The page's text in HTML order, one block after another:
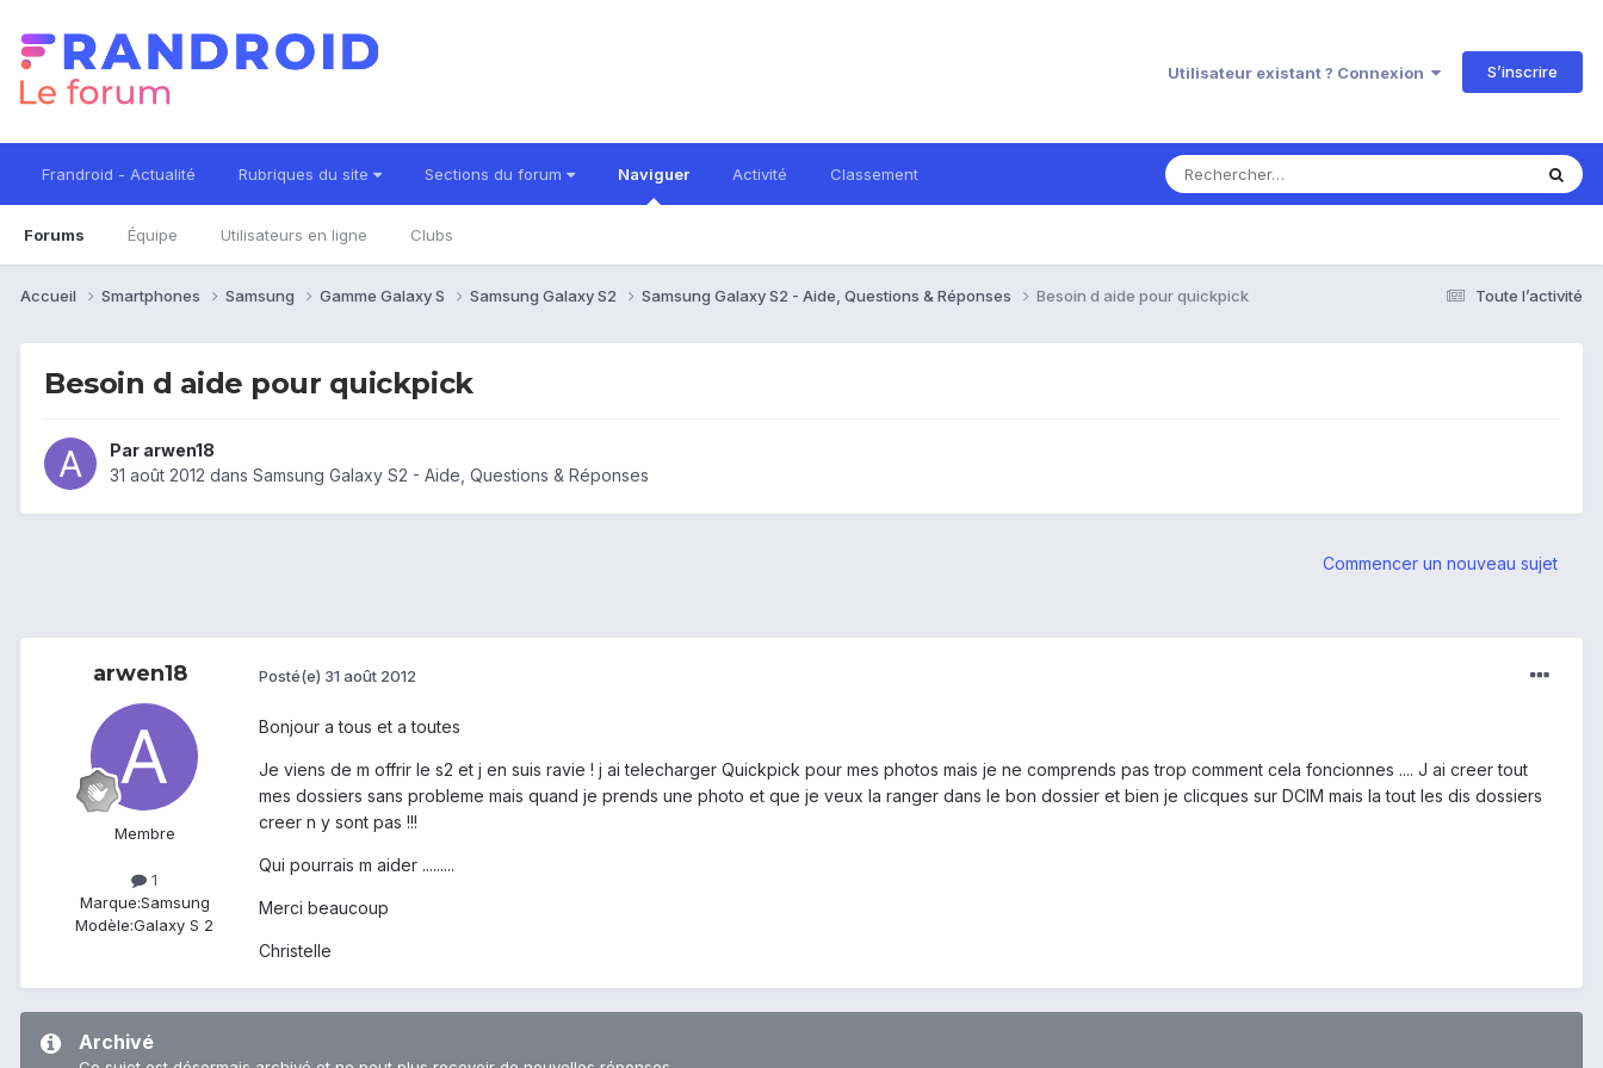
Utilisateur existant ? Connexion S’inscrire
Frandroid - Actualité Rubriques du site Sections du forum Naviguer
Forums Équipe Utilisateurs en ligne Clubs
Activité Classement
Toute l’activité
Accueil Smartphones Samsung Gamme Galaxy S Samsung Galaxy S2 Samsung Galaxy S2 - Aide, Questions & Réponses Besoin d aide pour quickpick
Besoin d aide pour quickpick
Par arwen18
31 août 2012 dans Samsung Galaxy S2 - Aide, Questions & Réponses
Commencer un nouveau sujet
arwen18
Membre
1
Marque:Samsung
Modèle:Galaxy S 2
Posté(e) 31 août 2012
Bonjour a tous et a toutes
Je viens de m offrir le s2 et j en suis ravie ! j ai telecharger Quickpick pour mes photos mais je ne comprends pas trop comment cela foncionnes .... J ai creer tout
mes dossiers sans probleme mais quand je prends une photo et que je veux la ranger dans le bon dossier et bien je clicques sur DCIM mais la tout les dis dossiers
creer n y sont pas !!!
Qui pourrais m aider .........
Merci beaucoup
Christelle
Archivé